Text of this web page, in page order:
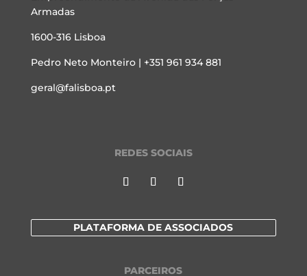
Armadas
1600-316 Lisboa
Pedro Neto Monteiro | +351 961 934 881
geral@falisboa.pt
REDES SOCIAIS
PLATAFORMA DE ASSOCIADOS
PARCEIROS